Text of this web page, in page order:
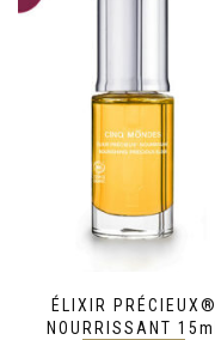
ÉLIXIR PRÉCIEUX®
NOURRISSANT 15ml